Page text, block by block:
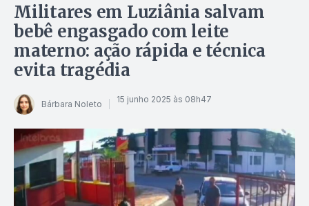
Militares em Luziânia salvam
bebê engasgado com leite
materno: ação rápida e técnica
evita tragédia
Bárbara Noleto 15 junho 2025 às 08h47